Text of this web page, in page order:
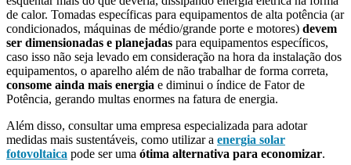
de calor. Tomadas específicas para equipamentos de alta potência (ar
condicionados, máquinas de médio/grande porte e motores) devem
ser dimensionadas e planejadas para equipamentos específicos,
caso isso não seja levado em consideração na hora da instalação dos
equipamentos, o aparelho além de não trabalhar de forma correta,
consome ainda mais energia e diminui o índice de Fator de
Potência, gerando multas enormes na fatura de energia.
Além disso, consultar uma empresa especializada para adotar
medidas mais sustentáveis, como utilizar a energia solar
fotovoltaica pode ser uma ótima alternativa para economizar.